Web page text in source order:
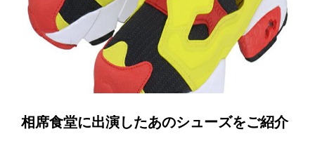
相席食堂に出演したあのシューズをご紹介